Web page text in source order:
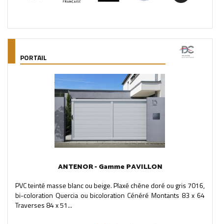
PORTAIL
ANTENOR - Gamme PAVILLON
PVC teinté masse blanc ou beige. Plaxé chêne doré ou gris 7016,
bi-coloration Quercia ou bicoloration Cénéré Montants 83 x 64
Traverses 84 x 51...